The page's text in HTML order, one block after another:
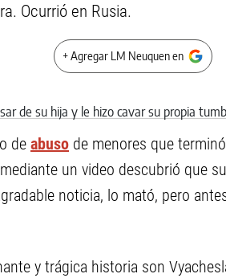
Ocurrió en Rusia.
+ Agregar LM Neuquen en
de abuso de menores que
un video descubrió que
noticia, lo mató, pero
y trágica historia son